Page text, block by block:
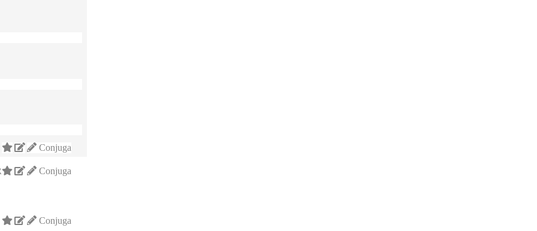
Conjuga
Conjuga
Conjuga